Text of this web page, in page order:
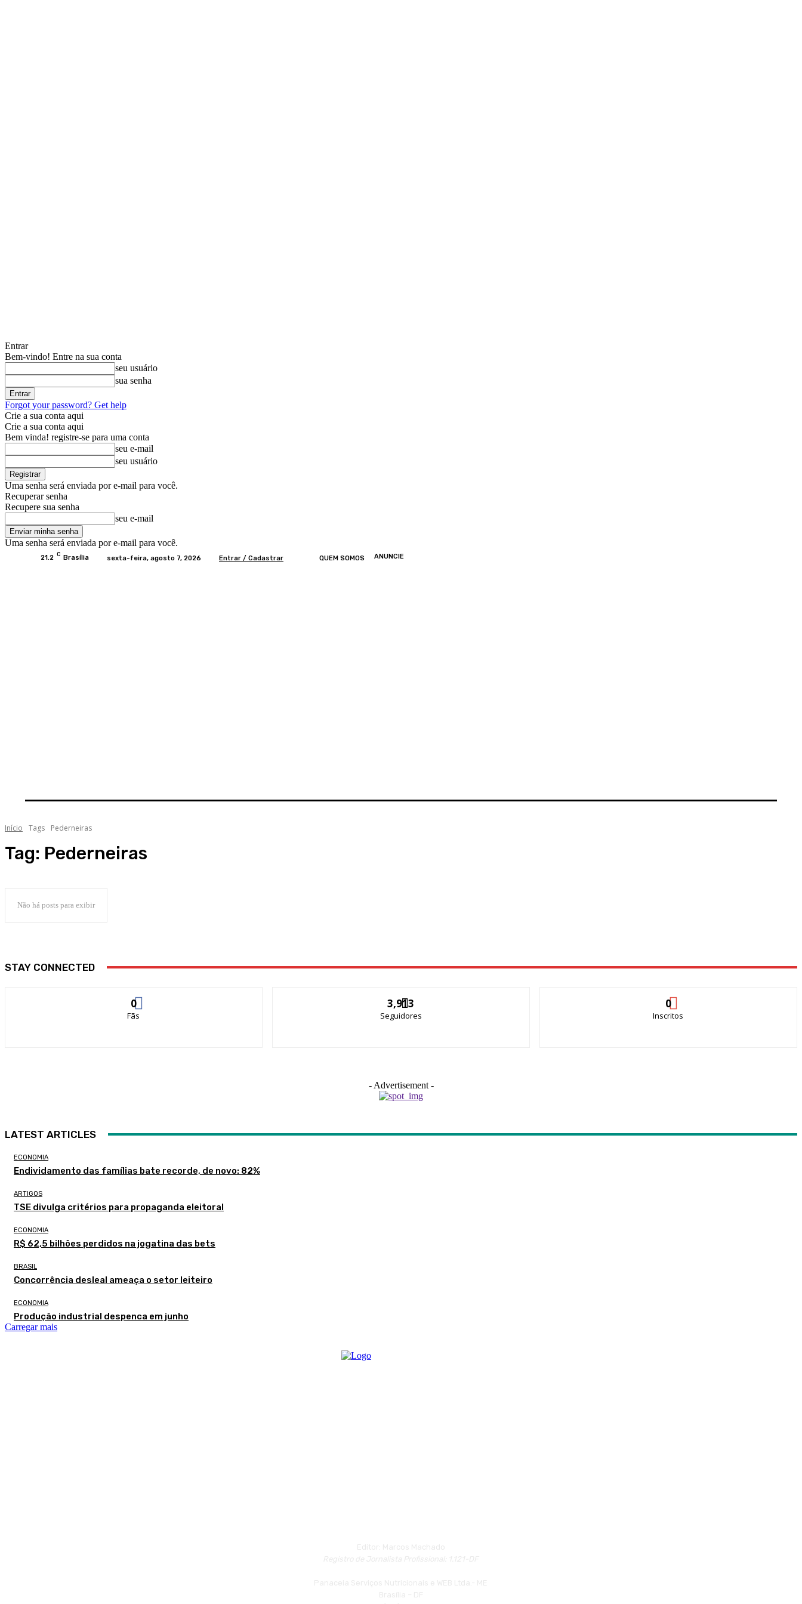
Entrar
Bem-vindo! Entre na sua conta
seu usuário
sua senha
Forgot your password? Get help
Crie a sua conta aqui
Crie a sua conta aqui
Bem vinda! registre-se para uma conta
seu e-mail
seu usuário
Uma senha será enviada por e-mail para você.
Recuperar senha
Recupere sua senha
seu e-mail
Uma senha será enviada por e-mail para você.
21.2 C Brasília sexta-feira, agosto 7, 2026 Entrar / Cadastrar QUEM SOMOS ANUNCIE
Início Tags Pederneiras
Tag: Pederneiras
Não há posts para exibir
STAY CONNECTED
0
Fãs
3,913
Seguidores
0
Inscritos
- Advertisement -
LATEST ARTICLES
ECONOMIA
Endividamento das famílias bate recorde, de novo: 82%
ARTIGOS
TSE divulga critérios para propaganda eleitoral
ECONOMIA
R$ 62,5 bilhões perdidos na jogatina das bets
BRASIL
Concorrência desleal ameaça o setor leiteiro
ECONOMIA
Produção industrial despenca em junho
Carregar mais